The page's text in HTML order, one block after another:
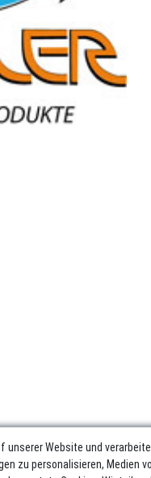
unserer Website und
zu personalisieren,